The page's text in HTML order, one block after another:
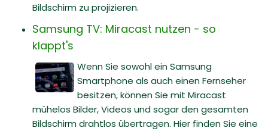
Bildschirm zu projizieren.
Samsung TV: Miracast nutzen - so
klappt's
Wenn Sie sowohl ein Samsung
Smartphone als auch einen Fernseher
besitzen, können Sie mit Miracast
mühelos Bilder, Videos und sogar den gesamten
Bildschirm drahtlos übertragen. Hier finden Sie eine